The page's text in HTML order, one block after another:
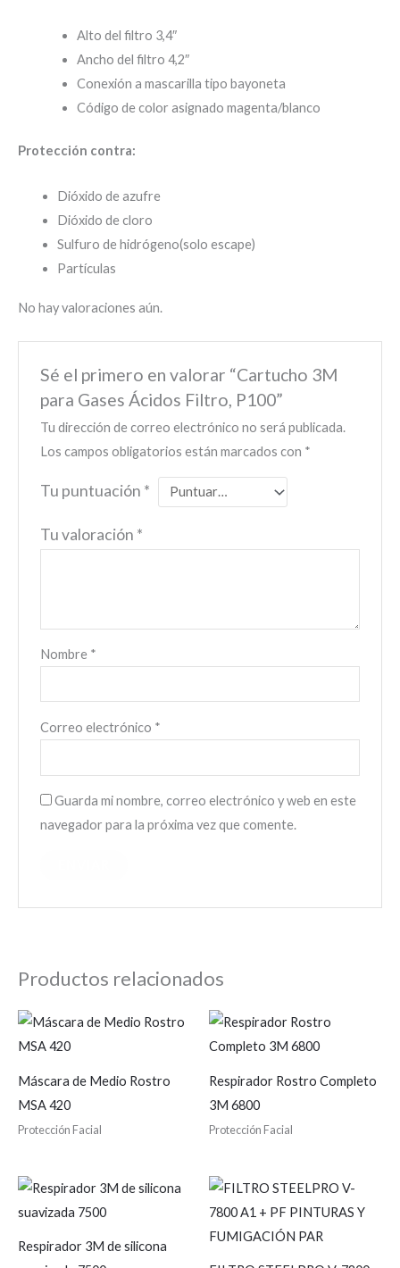
Alto del filtro 3,4″
Ancho del filtro 4,2″
Conexión a mascarilla tipo bayoneta
Código de color asignado magenta/blanco
Protección contra:
Dióxido de azufre
Dióxido de cloro
Sulfuro de hidrógeno(solo escape)
Partículas
No hay valoraciones aún.
Sé el primero en valorar “Cartucho 3M
para Gases Ácidos Filtro, P100”
Tu dirección de correo electrónico no será publicada.
Los campos obligatorios están marcados con *
Tu puntuación *
Tu valoración *
Nombre *
Correo electrónico *
Guarda mi nombre, correo electrónico y web en este
navegador para la próxima vez que comente.
Productos relacionados
Máscara de Medio Rostro
MSA 420
Protección Facial
Respirador Rostro Completo
3M 6800
Protección Facial
Respirador 3M de silicona